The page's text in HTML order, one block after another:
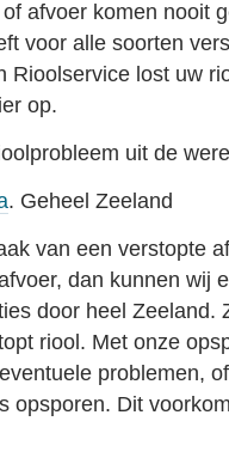
afvoer komen nooit
voor alle soorten
Rioolservice lost uw
op.
uit de
. Geheel Zeeland
van een verstopte
dan kunnen wij
door heel Zeeland.
riool. Met onze
problemen,
opsporen. Dit